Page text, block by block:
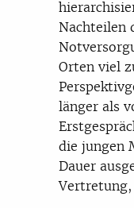
Nachteilen
Orten viel
länger als
die jungen
Dauer
Vertretung,